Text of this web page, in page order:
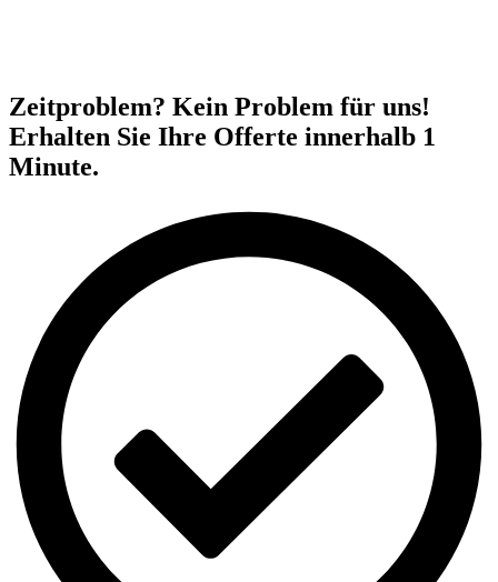
Zeitproblem? Kein Problem für uns!
Erhalten Sie Ihre Offerte innerhalb 1
Minute.